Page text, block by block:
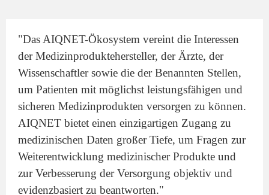
"Das AIQNET-Ökosystem vereint die Interessen
der Medizinproduktehersteller, der Ärzte, der
Wissenschaftler sowie die der Benannten Stellen,
um Patienten mit möglichst leistungsfähigen und
sicheren Medizinprodukten versorgen zu können.
AIQNET bietet einen einzigartigen Zugang zu
medizinischen Daten großer Tiefe, um Fragen zur
Weiterentwicklung medizinischer Produkte und
zur Verbesserung der Versorgung objektiv und
evidenzbasiert zu beantworten."